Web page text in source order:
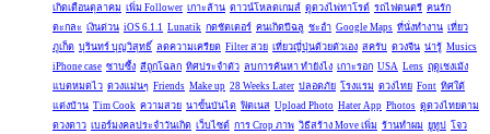
เกิดเดือนตุลาคม เพิ่ม Follower เกาะล้าน ดาวน์โหลดเกมส์ ดูดวงไพ่ทาโรต์ รถไฟดนตรี คนรัก
ตะกละ เงินด่วน iOS 6.1.1 Lunatik กดชัตเตอร์ คนเกิดปีฉลู ชะอำ Google Maps ที่นั่งทำงาน เที่ยว
ภูเก็ต บุรินทร์ บุญวิสุทธิ์ ลดความเครียด Filter สวย เที่ยวญี่ปุ่นด้วยตัวเอง สครับ ดวงจีน น่ารู้ Musics
iPhone case ซาบซึ้ง สีถูกโฉลก ทิศประจำตัว ลบการค้นหา ทำยังไง เกาะรอก USA Lens ฤดูเชงเม้ง
แบตหมดไว ดวงแม่นๆ Friends Make up 28 Weeks Later ปลอดภัย โรงแรม ดวงไทย Font ทิศใต้
แต่งบ้าน Tim Cook ความสวย นาขั้นบันได ฟิตเนส Upload Photo Hater App Photos ดูดวงไทยตาม
ดวงดาว เบอร์มงคลประจำวันเกิด เว็บไซต์ การ Crop ภาพ วิธีสร้าง Move เพิ่ม ร้านทำผม ยูทูป
โจว